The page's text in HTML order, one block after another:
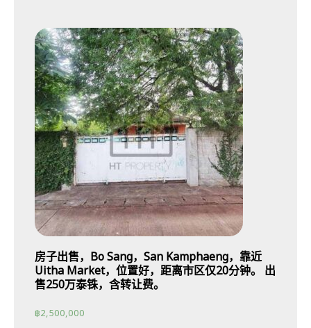
房子出售，Bo Sang，San Kamphaeng，靠近
Uitha Market，位置好，距离市区仅20分钟。 出
售250万泰铢，含转让费。
฿2,500,000